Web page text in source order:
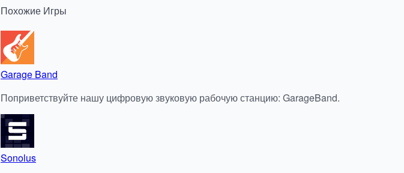
Похожие Игры
Garage Band
Поприветствуйте нашу цифровую звуковую рабочую станцию: GarageBand.
Sonolus